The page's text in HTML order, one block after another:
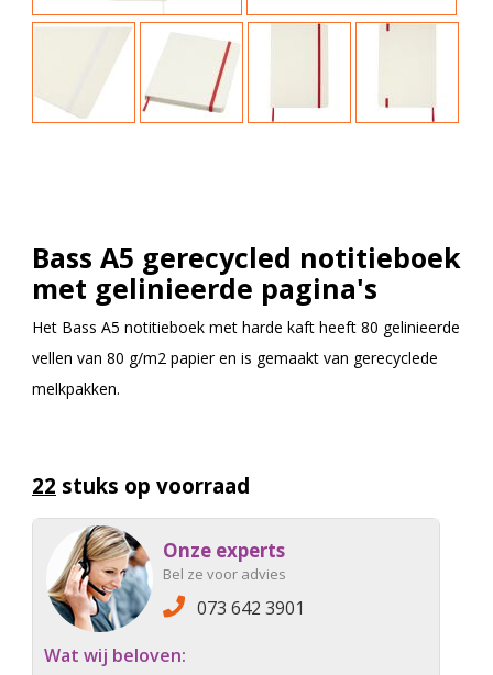
Bass A5 gerecycled notitieboek
met gelinieerde pagina's
Het Bass A5 notitieboek met harde kaft heeft 80 gelinieerde
vellen van 80 g/m2 papier en is gemaakt van gerecyclede
melkpakken.
22 stuks op voorraad
Onze experts
Bel ze voor advies
073 642 3901
Wat wij beloven: